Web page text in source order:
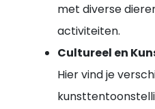
met diverse
activiteiten.
Cultureel en
Hier vind je